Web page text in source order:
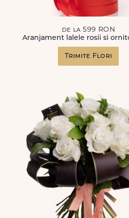
de la 599 RON
Aranjament lalele rosii si
Trimite Flori